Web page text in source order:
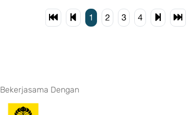
1 2 3 4
Bekerjasama Dengan